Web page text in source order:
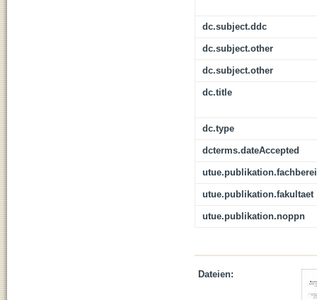
dc.subject.ddc
dc.subject.other
dc.subject.other
dc.title
dc.type
dcterms.dateAccepted
utue.publikation.fakultaet
utue.publikation.noppn
Dateien: